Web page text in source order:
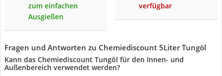
zum einfachen
Ausgießen
verfügbar
Fragen und Antworten zu Chemiediscount 5Liter Tungöl
Kann das Chemiediscount Tungöl für den Innen- und
Außenbereich verwendet werden?